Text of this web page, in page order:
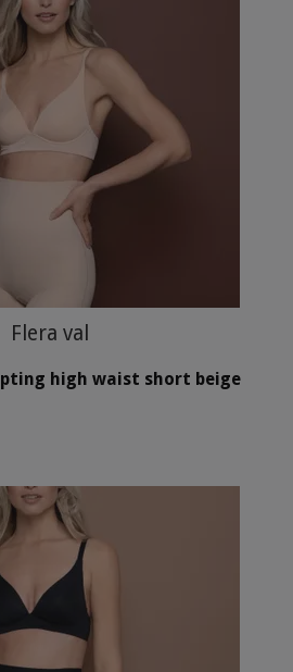
Flera val
high waist short beige